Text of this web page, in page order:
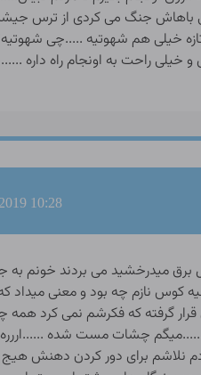
10:28
برق میدرخشید می بردند خونم
نازم چه بود و معنی میداد که
گرفته که فکرشم نمی کرد همه
.....میگم چشات مست شده
برای دور کردن دهنش هیج